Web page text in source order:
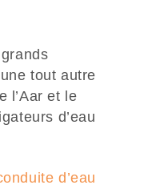
tout autre
l’Aar et le
d’eau
d’eau